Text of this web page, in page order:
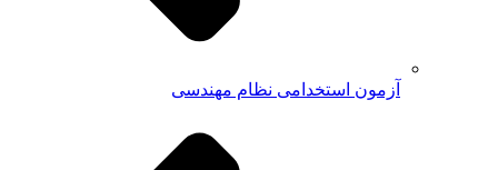
آزمون استخدامی نظام مهندسی